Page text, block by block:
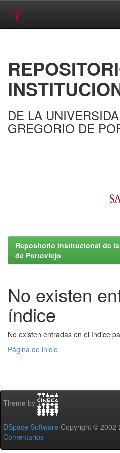
DE LA
GREGORIO DE
Repositorio Institucional de
de Portoviejo
No existen
índice
No existen entradas en el índice
Página de inicio
Theme by
DSpace Software Copyright ©
Comentarios